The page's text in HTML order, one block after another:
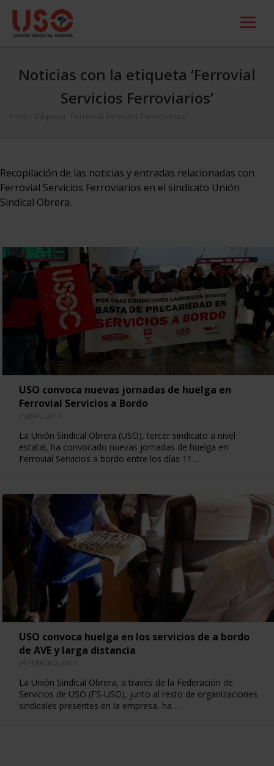
Noticias con la etiqueta ‘Ferrovial
Servicios Ferroviarios’
Inicio Etiqueta "Ferrovial Servicios Ferroviarios"
Recopilación de las noticias y entradas relacionadas con
Ferrovial Servicios Ferroviarios en el sindicato Unión
Sindical Obrera.
USO convoca nuevas jornadas de huelga en
Ferrovial Servicios a Bordo
7 ABRIL, 2017
La Unión Sindical Obrera (USO), tercer sindicato a nivel
estatal, ha convocado nuevas jornadas de huelga en
Ferrovial Servicios a bordo entre los días 11…
USO convoca huelga en los servicios de a bordo
de AVE y larga distancia
24 FEBRERO, 2017
La Unión Sindical Obrera, a través de la Federación de
Servicios de USO (FS-USO), junto al resto de organizaciones
sindicales presentes en la empresa, ha…